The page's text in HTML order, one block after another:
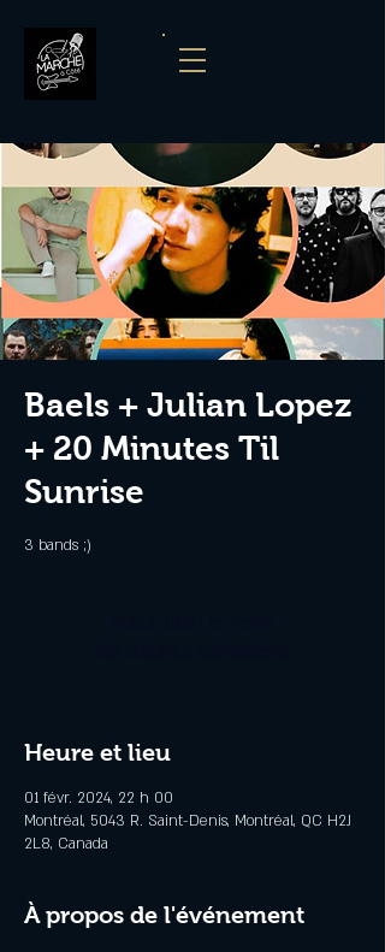
Baels + Julian Lopez
+ 20 Minutes Til
Sunrise
3 bands ;)
Heure et lieu
01 févr. 2024, 22 h 00
Montréal, 5043 R. Saint-Denis, Montréal, QC H2J
2L8, Canada
À propos de l'événement